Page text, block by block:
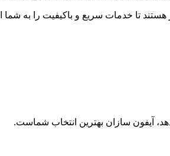
تا خدمات سریع و باکیفیت را به شما
آیفون سازان بهترین انتخاب شماست.